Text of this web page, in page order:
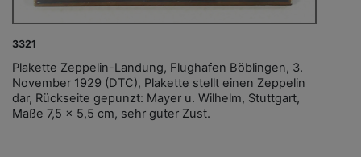
3321
Plakette Zeppelin-Landung, Flughafen Böblingen, 3.
November 1929 (DTC), Plakette stellt einen Zeppelin
dar, Rückseite gepunzt: Mayer u. Wilhelm, Stuttgart,
Maße 7,5 x 5,5 cm, sehr guter Zust.